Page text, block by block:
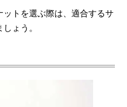
トを選ぶ際は、適合するサ
ょう。